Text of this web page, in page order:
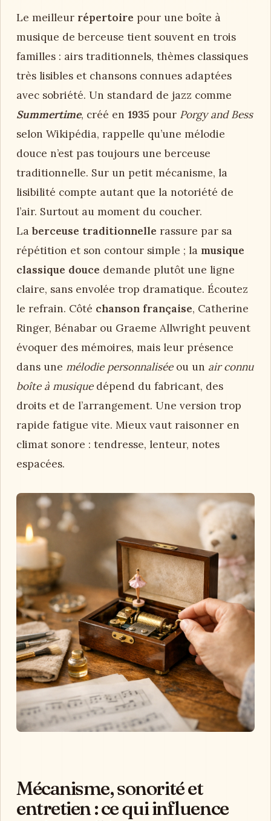
Le meilleur répertoire pour une boîte à
musique de berceuse tient souvent en trois
familles : airs traditionnels, thèmes classiques
très lisibles et chansons connues adaptées
avec sobriété. Un standard de jazz comme
Summertime, créé en 1935 pour Porgy and Bess
selon Wikipédia, rappelle qu’une mélodie
douce n’est pas toujours une berceuse
traditionnelle. Sur un petit mécanisme, la
lisibilité compte autant que la notoriété de
l’air. Surtout au moment du coucher.
Laberceuse traditionnelle rassure par sa
répétition et son contour simple ; la musique
classique douce demande plutôt une ligne
claire, sans envolée trop dramatique. Écoutez
le refrain. Côté chanson française, Catherine
Ringer, Bénabar ou Graeme Allwright peuvent
évoquer des mémoires, mais leur présence
dans une mélodie personnaliséeou un air connu
boîte à musiquedépend du fabricant, des
droits et de l’arrangement. Une version trop
rapide fatigue vite. Mieux vaut raisonner en
climat sonore : tendresse, lenteur, notes
espacées.
Mécanisme, sonorité et
entretien : ce qui influence